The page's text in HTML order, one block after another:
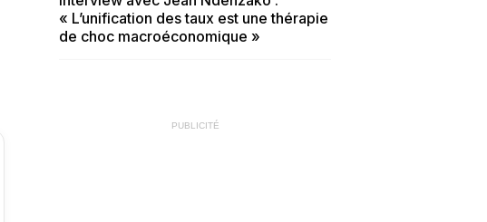
« L’unification des taux est une thérapie
de choc macroéconomique »
PUBLICITÉ